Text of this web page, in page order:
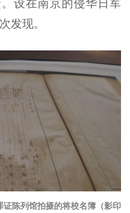
设在南京的侵华日军
发现。
陈列馆拍摄的将校名簿（影印